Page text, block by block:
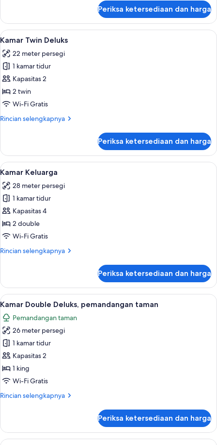
Kamar
Double
Deluks
Periksa ketersediaan dan harga
Lihat
semua
foto
untuk
Kamar
Twin
Deluks
Kamar Twin Deluks | Seprai
4
Kamar Twin Deluks
22 meter persegi
1 kamar tidur
Kapasitas 2
2 twin
Wi-Fi Gratis
Rincian selengkapnya
Rincian
Kamar
Twin
Deluks
Periksa ketersediaan dan harga
Lihat
semua
foto
untuk
Kamar
Keluarga
Kamar Keluarga | Seprai premium,
6
Kamar Keluarga
28 meter persegi
1 kamar tidur
Kapasitas 4
2 double
Wi-Fi Gratis
Rincian selengkapnya
Rincian
Kamar
Keluarga
Periksa ketersediaan dan harga
Lihat
semua
foto
untuk
Kamar
Double
Deluks,
pemandangan
Kamar Double Deluks,
6
Kamar Double Deluks, pemandangan taman
Pemandangan taman
26 meter persegi
1 kamar tidur
Kapasitas 2
1 king
Wi-Fi Gratis
Rincian selengkapnya
Rincian
Kamar
Double
Periksa ketersediaan dan harga
Executive Twin Room | Seprai